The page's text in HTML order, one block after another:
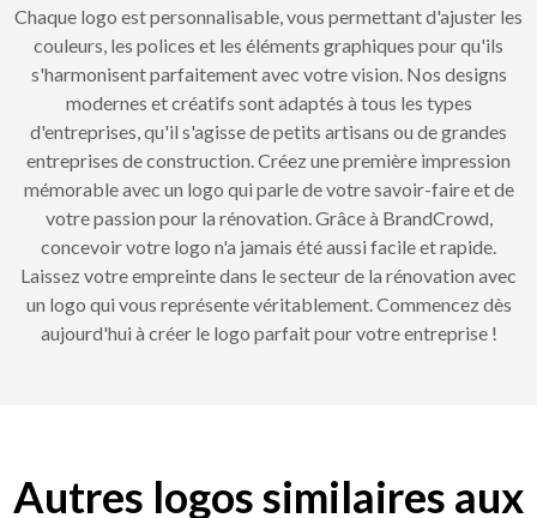
Chaque logo est personnalisable, vous permettant d'ajuster les
couleurs, les polices et les éléments graphiques pour qu'ils
s'harmonisent parfaitement avec votre vision. Nos designs
modernes et créatifs sont adaptés à tous les types
d'entreprises, qu'il s'agisse de petits artisans ou de grandes
entreprises de construction. Créez une première impression
mémorable avec un logo qui parle de votre savoir-faire et de
votre passion pour la rénovation. Grâce à BrandCrowd,
concevoir votre logo n'a jamais été aussi facile et rapide.
Laissez votre empreinte dans le secteur de la rénovation avec
un logo qui vous représente véritablement. Commencez dès
aujourd'hui à créer le logo parfait pour votre entreprise !
Autres logos similaires aux